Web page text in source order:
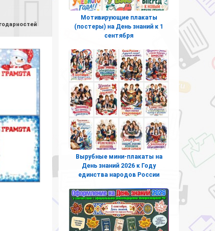
Мотивирующие плакаты
(постеры) на День знаний к 1
сентября
Вырубные мини-плакаты на
День знаний 2026 к Году
единства народов России